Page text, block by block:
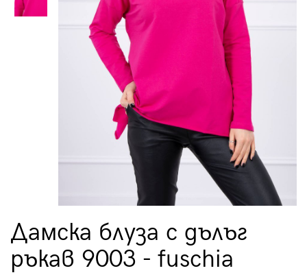
Дамска блуза с дълъг
ръкав 9003 - fuschia